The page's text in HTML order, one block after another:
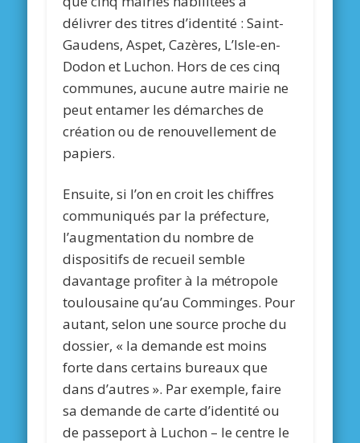
délivrer des titres d’identité : Saint-
Gaudens, Aspet, Cazères, L’Isle-en-
Dodon et Luchon. Hors de ces cinq
communes, aucune autre mairie ne
peut entamer les démarches de
création ou de renouvellement de
papiers.
Ensuite, si l’on en croit les chiffres
communiqués par la préfecture,
l’augmentation du nombre de
dispositifs de recueil semble
davantage profiter à la métropole
toulousaine qu’au Comminges. Pour
autant, selon une source proche du
dossier, « la demande est moins
forte dans certains bureaux que
dans d’autres ». Par exemple, faire
sa demande de carte d’identité ou
de passeport à Luchon – le centre le